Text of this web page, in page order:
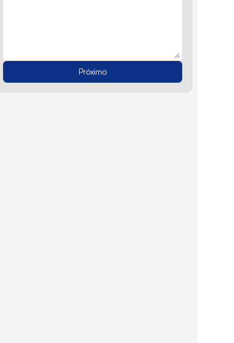
Próximo